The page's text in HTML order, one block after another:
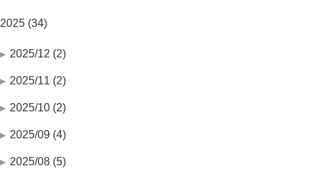
2025 (34)
2025/12 (2)
2025/11 (2)
2025/10 (2)
2025/09 (4)
2025/08 (5)